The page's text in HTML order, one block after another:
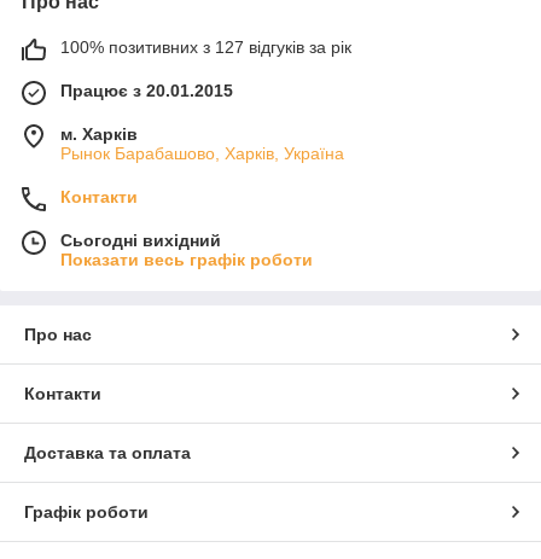
100% позитивних з 127 відгуків за рік
Працює з 20.01.2015
м. Харків
Рынок Барабашово, Харків, Україна
Контакти
Сьогодні вихідний
Показати весь графік роботи
Про нас
Контакти
Доставка та оплата
Графік роботи